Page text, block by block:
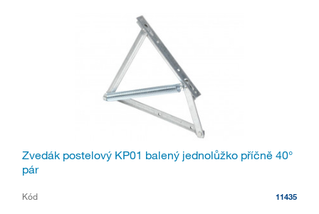
Zvedák postelový KP01 balený jednolůžko příčně 40°
pár
Kód 11435